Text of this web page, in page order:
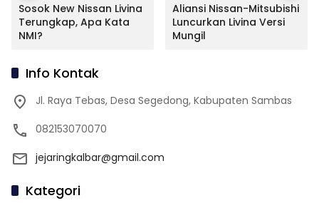
Sosok New Nissan Livina
Terungkap, Apa Kata
NMI?
Aliansi Nissan-Mitsubishi
Luncurkan Livina Versi
Mungil
Info Kontak
Jl. Raya Tebas, Desa Segedong, Kabupaten Sambas
082153070070
jejaringkalbar@gmail.com
Kategori